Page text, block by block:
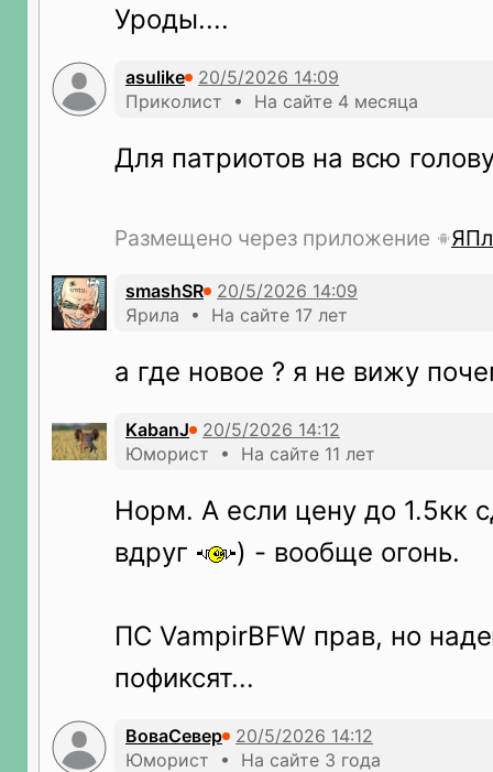
Уроды....
asulike
Приколист • На сайте 4 месяца
Для патриотов на всю
Размещено через приложение
smashSR
Ярила • На сайте 17 лет
а где новое ? я не вижу
KabanJ
Юморист • На сайте 11 лет
Норм. А если цену до 1.5кк
вдруг
) - вообще огонь.
ПС VampirBFW прав, но
пофиксят...
ВоваСевер
Юморист • На сайте 3 года